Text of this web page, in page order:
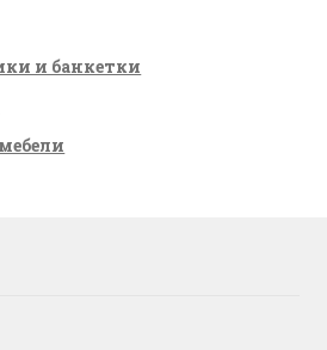
и банкетки